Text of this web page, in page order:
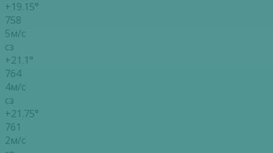
+19.15°
758
5м/с
сз
+21.1°
764
4м/с
сз
+21.75°
761
2м/с